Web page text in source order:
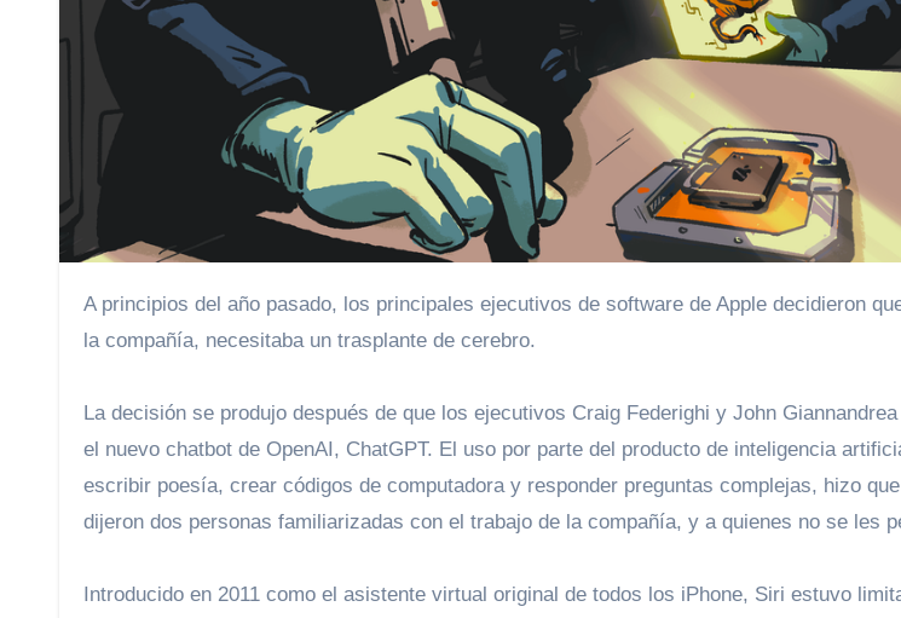
A principios del año pasado, los principales ejecutivos de software de Apple decidieron que Siri, el asistente virtual de
la compañía, necesitaba un trasplante de cerebro.
La decisión se produjo después de que los ejecutivos Craig Federighi y John
el nuevo chatbot de OpenAI, ChatGPT. El uso por parte del producto de inteligencia
escribir poesía, crear códigos de computadora y responder preguntas complejas, hizo
dijeron dos personas familiarizadas con el trabajo de la compañía, y a quienes no se les
Introducido en 2011 como el asistente virtual original de todos los iPhone, Siri estuvo